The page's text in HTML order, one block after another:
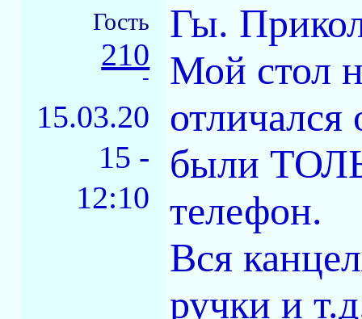
Гость
210
-
15.03.20
15 -
12:10
Гы.
Мой стол
были
телефон.
Вся
ручки и